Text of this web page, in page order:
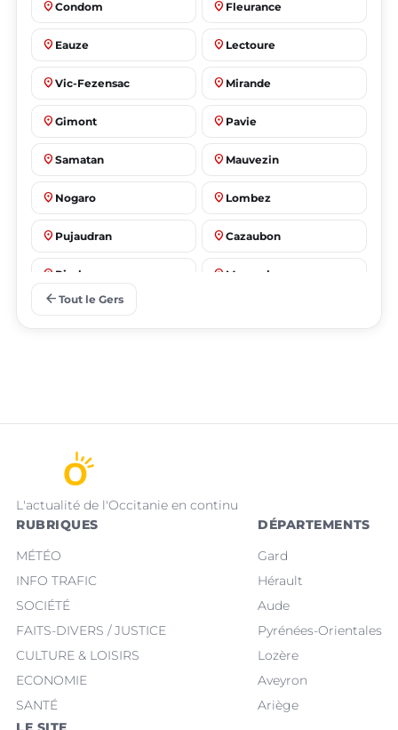
place Condom place Fleurance
place Eauze place Lectoure
place Vic-Fezensac place Mirande
place Gimont place Pavie
place Samatan place Mauvezin
place Nogaro place Lombez
place Pujaudran place Cazaubon
place Riscle place Masseube
arrow_back Tout le Gers
L'actualité de l'Occitanie en continu
RUBRIQUES
MÉTÉO
INFO TRAFIC
SOCIÉTÉ
FAITS-DIVERS / JUSTICE
CULTURE & LOISIRS
ECONOMIE
SANTÉ
DÉPARTEMENTS
Gard
Hérault
Aude
Pyrénées-Orientales
Lozère
Aveyron
Ariège